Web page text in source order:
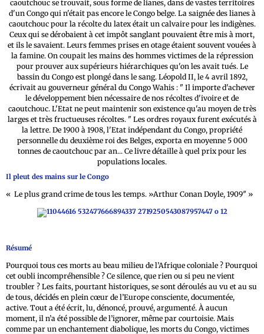
caoutchouc se trouvait, sous forme de lianes, dans de vastes territoires
d'un Congo qui n'était pas encore le Congo belge. La saignée des lianes à
caoutchouc pour la récolte du latex était un calvaire pour les indigènes.
Ceux qui se dérobaient à cet impôt sanglant pouvaient être mis à mort,
et ils le savaient. Leurs femmes prises en otage étaient souvent vouées à
la famine. On coupait les mains des hommes victimes de la répression
pour prouver aux supérieurs hiérarchiques qu'on les avait tués. Le
bassin du Congo est plongé dans le sang. Léopold II, le 4 avril 1892,
écrivait au gouverneur général du Congo Wahis : " Il importe d'achever
le développement bien nécessaire de nos récoltes d'ivoire et de
caoutchouc. L'Etat ne peut maintenir son existence qu'au moyen de très
larges et très fructueuses récoltes. " Les ordres royaux furent exécutés à
la lettre. De 1900 à 1908, l'Etat indépendant du Congo, propriété
personnelle du deuxième roi des Belges, exporta en moyenne 5 000
tonnes de caoutchouc par an... Ce livre détaille à quel prix pour les
populations locales.
Il pleut des mains sur le Congo
« Le plus grand crime de tous les temps. »Arthur Conan Doyle, 1909″ »
Résumé
Pourquoi tous ces morts au beau milieu de l’Afrique coloniale ? Pourquoi
cet oubli incompréhensible ? Ce silence, que rien ou si peu ne vient
troubler ? Les faits, pourtant historiques, se sont déroulés au vu et au su
de tous, décidés en plein cœur de l’Europe consciente, documentée,
active. Tout a été écrit, lu, dénoncé, prouvé, argumenté. À aucun
moment, il n’a été possible de l’ignorer, même par courtoisie. Mais
comme par un enchantement diabolique, les morts du Congo, victimes